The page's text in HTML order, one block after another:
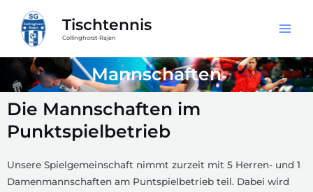
Tischtennis
Collinghorst-Rajen
Mannschaften
Die Mannschaften im
Punktspielbetrieb
Unsere Spielgemeinschaft nimmt zurzeit mit 5 Herren- und 1
Damenmannschaften am Puntspielbetrieb teil. Dabei wird